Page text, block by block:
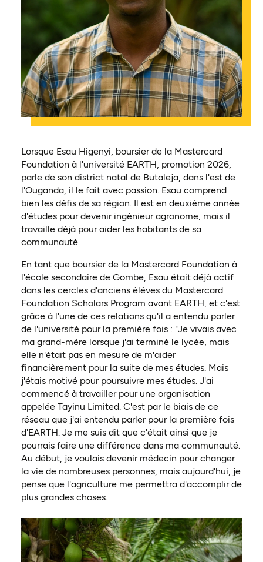
Lorsque Esau Higenyi, boursier de la Mastercard
Foundation à l'université EARTH, promotion 2026,
parle de son district natal de Butaleja, dans l'est de
l'Ouganda, il le fait avec passion. Esau comprend
bien les défis de sa région. Il est en deuxième année
d'études pour devenir ingénieur agronome, mais il
travaille déjà pour aider les habitants de sa
communauté.
En tant que boursier de la Mastercard Foundation à
l'école secondaire de Gombe, Esau était déjà actif
dans les cercles d'anciens élèves du Mastercard
Foundation Scholars Program avant EARTH, et c'est
grâce à l'une de ces relations qu'il a entendu parler
de l'université pour la première fois : "Je vivais avec
ma grand-mère lorsque j'ai terminé le lycée, mais
elle n'était pas en mesure de m'aider
financièrement pour la suite de mes études. Mais
j'étais motivé pour poursuivre mes études. J'ai
commencé à travailler pour une organisation
appelée Tayinu Limited. C'est par le biais de ce
réseau que j'ai entendu parler pour la première fois
d'EARTH. Je me suis dit que c'était ainsi que je
pourrais faire une différence dans ma communauté.
Au début, je voulais devenir médecin pour changer
la vie de nombreuses personnes, mais aujourd'hui, je
pense que l'agriculture me permettra d'accomplir de
plus grandes choses.